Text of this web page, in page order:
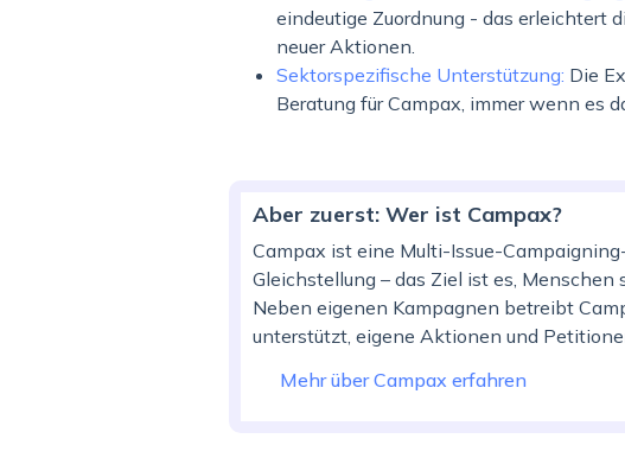
eindeutige Zuordnung - das erleichtert
neuer Aktionen.
Sektorspezifische Unterstützung: Die
Beratung für Campax, immer wenn es
Aber zuerst: Wer ist Campax?
Campax ist eine Multi-Issue-
Gleichstellung – das Ziel ist es,
Neben eigenen Kampagnen betreibt
unterstützt, eigene Aktionen und
Mehr über Campax erfahren